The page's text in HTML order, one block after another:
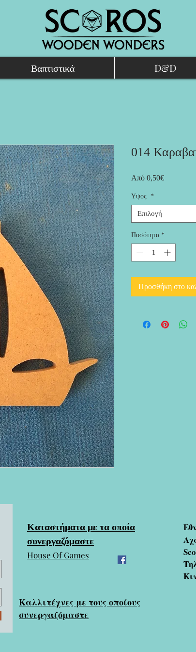
014
Από 0,50€Τιμή
Υψος *
Επιλογή
Ποσότητα *
Προσθήκη στο
Βαπτιστικά D&D
Καταστήματα με τα οποία
συνεργαζόμαστε
House Of Games
Καλλιτέχνες με τους οποίους
συνεργαζόμαστε